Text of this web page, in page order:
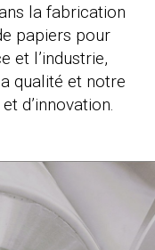
la fabrication
papiers pour
et l’industrie,
qualité et notre
d’innovation.